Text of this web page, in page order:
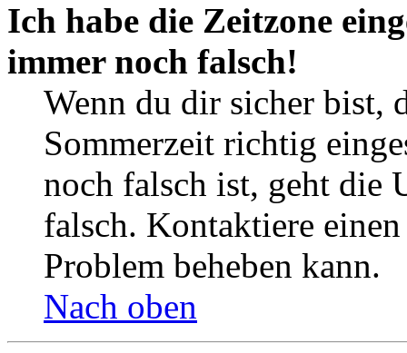
Ich habe die Zeitzone
immer noch falsch!
Wenn du dir sicher bist,
Sommerzeit richtig
noch falsch ist, geht die
falsch. Kontaktiere
Problem beheben kann.
Nach oben